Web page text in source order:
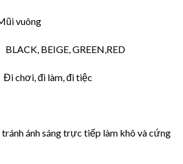
vuông
BEIGE, GREEN,RED
chơi, đi làm, đi tiệc
ánh sáng trực tiếp làm khô và cứng